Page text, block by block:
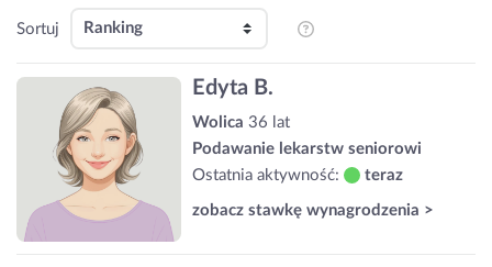
Sortuj
Edyta B.
Wolica 36 lat
Podawanie lekarstw seniorowi
Ostatnia aktywność:
teraz
zobacz stawkę wynagrodzenia >